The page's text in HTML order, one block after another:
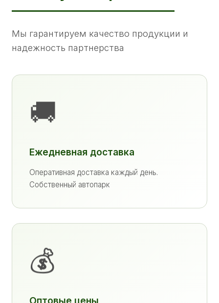
Мы гарантируем качество продукции и
надежность партнерства
🚚
Ежедневная доставка
Оперативная доставка каждый день.
Собственный автопарк
💰
Оптовые цены